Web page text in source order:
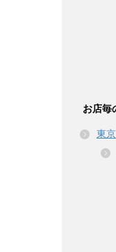
お店毎
東